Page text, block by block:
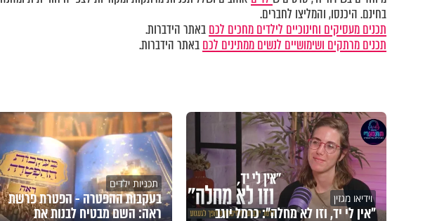
בחינם. היכנסו, והמליצו לחברים.
תכנים מעסיקים וחינוכיים לילדים מחכים לכםבאתר הידברות.
תכנים מרתקים ושימושיים לנשים ממתינים לכםבאתר הידברות.
וידיאו מגזין
"אין לי יד, וזו לא מחלה": כרמל יוגב
תכניות ילדים
בעקבות ההפטרה - הפטרת פרשת
ראה: השם מבטיח לבנות את